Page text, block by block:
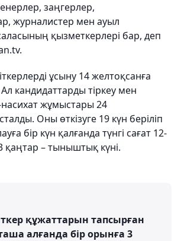
заңгерлер,
журналистер мен ауыл
қызметкерлері бар, деп
ұсыну 14 желтоқсанға
кандидаттарды тіркеу мен
насихат жұмыстары 24
Оны өткізуге 19 күн беріліп
бір күн қалғанда түнгі сағат 12-
қаңтар – тыныштық күні.
құжаттарын тапсырған
алғанда бір орынға 3